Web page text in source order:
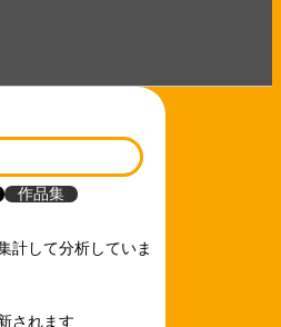
作品集
計して分析していま
されます